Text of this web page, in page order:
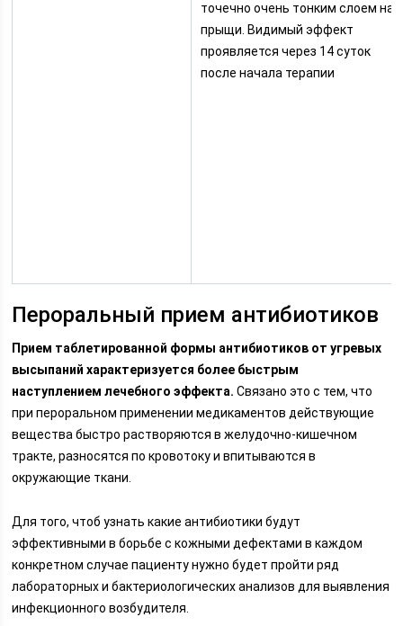
точечно очень тонким слоем на
прыщи. Видимый эффект
проявляется через 14 суток
после начала терапии
Пероральный прием антибиотиков
Прием таблетированной формы антибиотиков от угревых
высыпаний характеризуется более быстрым
наступлением лечебного эффекта. Связано это с тем, что
при пероральном применении медикаментов действующие
вещества быстро растворяются в желудочно-кишечном
тракте, разносятся по кровотоку и впитываются в
окружающие ткани.
Для того, чтоб узнать какие антибиотики будут
эффективными в борьбе с кожными дефектами в каждом
конкретном случае пациенту нужно будет пройти ряд
лабораторных и бактериологических анализов для выявления
инфекционного возбудителя.